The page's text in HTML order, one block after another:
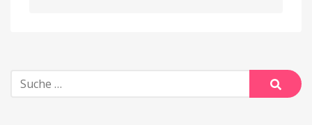
Suche
nach:
Suche